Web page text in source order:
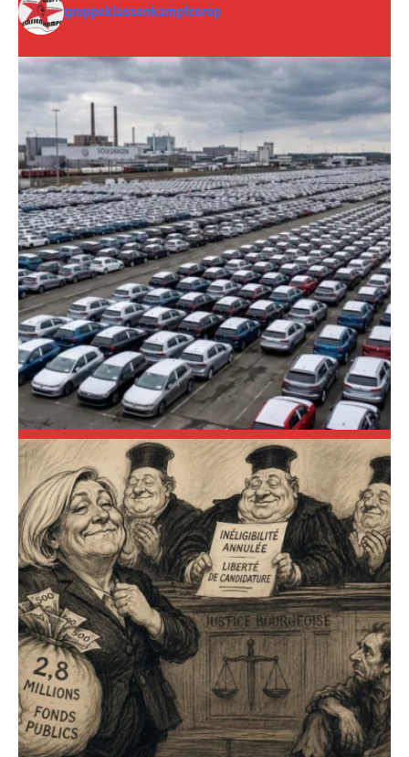
gruppeklassenkampfcorep